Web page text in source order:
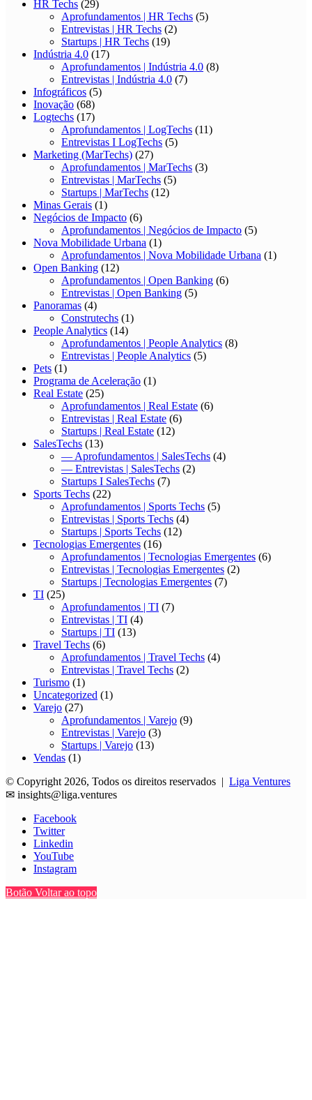
HR Techs (29)
Aprofundamentos | HR Techs (5)
Entrevistas | HR Techs (2)
Startups | HR Techs (19)
Indústria 4.0 (17)
Aprofundamentos | Indústria 4.0 (8)
Entrevistas | Indústria 4.0 (7)
Infográficos (5)
Inovação (68)
Logtechs (17)
Aprofundamentos | LogTechs (11)
Entrevistas I LogTechs (5)
Marketing (MarTechs) (27)
Aprofundamentos | MarTechs (3)
Entrevistas | MarTechs (5)
Startups | MarTechs (12)
Minas Gerais (1)
Negócios de Impacto (6)
Aprofundamentos | Negócios de Impacto (5)
Nova Mobilidade Urbana (1)
Aprofundamentos | Nova Mobilidade Urbana (1)
Open Banking (12)
Aprofundamentos | Open Banking (6)
Entrevistas | Open Banking (5)
Panoramas (4)
Construtechs (1)
People Analytics (14)
Aprofundamentos | People Analytics (8)
Entrevistas | People Analytics (5)
Pets (1)
Programa de Aceleração (1)
Real Estate (25)
Aprofundamentos | Real Estate (6)
Entrevistas | Real Estate (6)
Startups | Real Estate (12)
SalesTechs (13)
— Aprofundamentos | SalesTechs (4)
— Entrevistas | SalesTechs (2)
Startups I SalesTechs (7)
Sports Techs (22)
Aprofundamentos | Sports Techs (5)
Entrevistas | Sports Techs (4)
Startups | Sports Techs (12)
Tecnologias Emergentes (16)
Aprofundamentos | Tecnologias Emergentes (6)
Entrevistas | Tecnologias Emergentes (2)
Startups | Tecnologias Emergentes (7)
TI (25)
Aprofundamentos | TI (7)
Entrevistas | TI (4)
Startups | TI (13)
Travel Techs (6)
Aprofundamentos | Travel Techs (4)
Entrevistas | Travel Techs (2)
Turismo (1)
Uncategorized (1)
Varejo (27)
Aprofundamentos | Varejo (9)
Entrevistas | Varejo (3)
Startups | Varejo (13)
Vendas (1)
© Copyright 2026, Todos os direitos reservados | Liga Ventures
✉ insights@liga.ventures
Facebook
Twitter
Linkedin
YouTube
Instagram
Botão Voltar ao topo